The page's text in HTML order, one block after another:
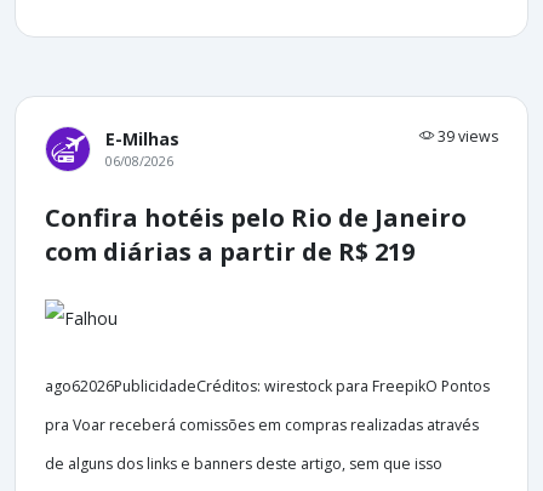
E-Milhas 39 views
06/08/2026
Confira hotéis pelo Rio de Janeiro
com diárias a partir de R$ 219
ago62026PublicidadeCréditos: wirestock para FreepikO Pontos
pra Voar receberá comissões em compras realizadas através
de alguns dos links e banners deste artigo, sem que isso